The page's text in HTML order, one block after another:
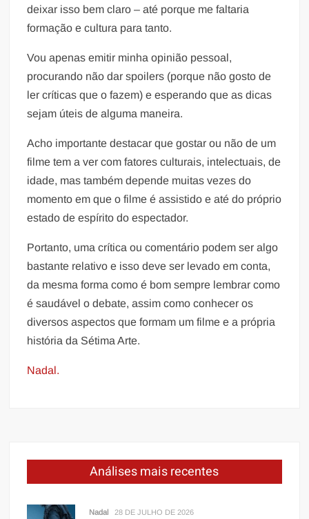
deixar isso bem claro – até porque me faltaria
formação e cultura para tanto.
Vou apenas emitir minha opinião pessoal,
procurando não dar spoilers (porque não gosto de
ler críticas que o fazem) e esperando que as dicas
sejam úteis de alguma maneira.
Acho importante destacar que gostar ou não de um
filme tem a ver com fatores culturais, intelectuais, de
idade, mas também depende muitas vezes do
momento em que o filme é assistido e até do próprio
estado de espírito do espectador.
Portanto, uma crítica ou comentário podem ser algo
bastante relativo e isso deve ser levado em conta,
da mesma forma como é bom sempre lembrar como
é saudável o debate, assim como conhecer os
diversos aspectos que formam um filme e a própria
história da Sétima Arte.
Nadal.
Análises mais recentes
Nadal 28 DE JULHO DE 2026